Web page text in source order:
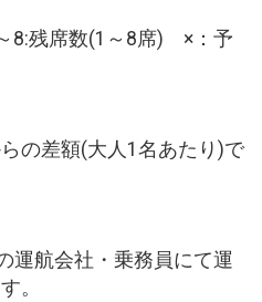
8:残席数(1～8席) ×：予
の差額(大人1名あたり)で
運航会社・乗務員にて運
。